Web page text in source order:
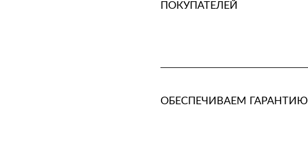
ПОКУПАТЕЛЕЙ
ОБЕСПЕЧИВАЕМ ГАРАНТИЮ